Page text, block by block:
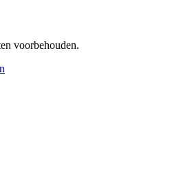
voorbehouden.